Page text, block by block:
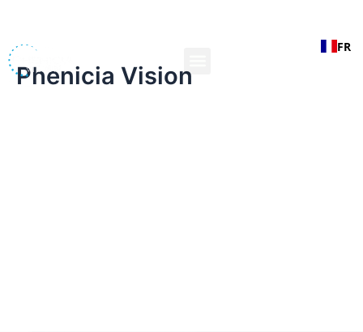
contenu
FR
Phenicia Vision